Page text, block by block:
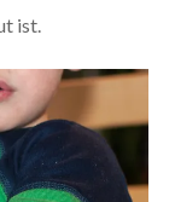
ist.